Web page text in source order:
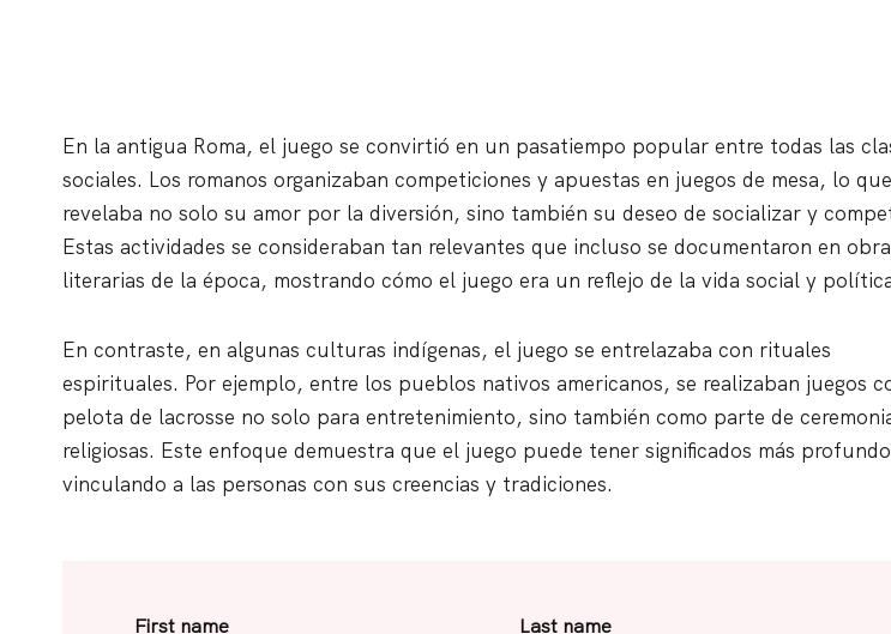
En la antigua Roma, el juego se convirtió en un pasatiempo popular entre todas las
sociales. Los romanos organizaban competiciones y apuestas en juegos de mesa, lo que
revelaba no solo su amor por la diversión, sino también su deseo de socializar y
Estas actividades se consideraban tan relevantes que incluso se documentaron en
literarias de la época, mostrando cómo el juego era un reflejo de la vida social y
En contraste, en algunas culturas indígenas, el juego se entrelazaba con rituales
espirituales. Por ejemplo, entre los pueblos nativos americanos, se realizaban juegos
pelota de lacrosse no solo para entretenimiento, sino también como parte de
religiosas. Este enfoque demuestra que el juego puede tener significados más
vinculando a las personas con sus creencias y tradiciones.
First name Last name